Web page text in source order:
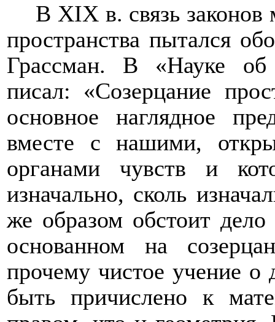
В XIXв. связь
пространства пытался
Грассман. В «Науке об
писал: «Созерцание
основное наглядное
вместе с нашими,
органами чувств и
изначально, сколь
же образом обстоит
основанном на
прочему чистое учение
быть причислено к